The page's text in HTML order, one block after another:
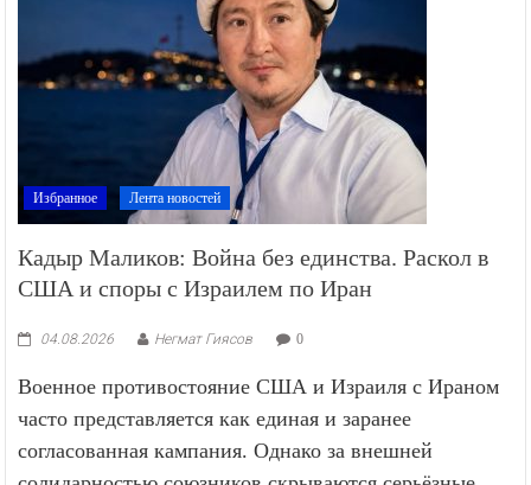
Избранное Лента новостей
Кадыр Маликов: Война без единства. Раскол в
США и споры с Израилем по Иран
04.08.2026 Негмат Гиясов 0
Военное противостояние США и Израиля с Ираном
часто представляется как единая и заранее
согласованная кампания. Однако за внешней